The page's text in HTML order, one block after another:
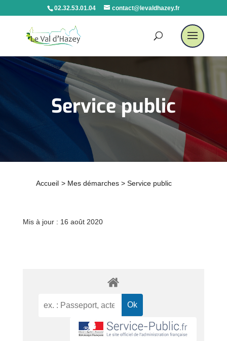
02.32.53.01.04 contact@levaldhazey.fr
Service public
Accueil > Mes démarches > Service public
Mis à jour : 16 août 2020